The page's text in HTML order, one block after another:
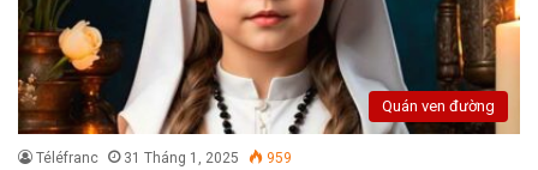
Quán ven đường
Téléfranc 31 Tháng 1, 2025 959